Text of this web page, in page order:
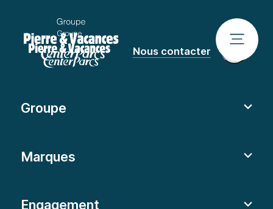
Nous contacter
Groupe
Marques
Engagement